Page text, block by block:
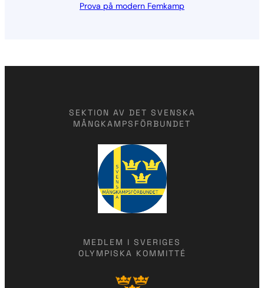
Prova på modern Femkamp
SEKTION AV DET SVENSKA
MÅNGKAMPSFÖRBUNDET
MEDLEM I SVERIGES
OLYMPISKA KOMMITTÉ